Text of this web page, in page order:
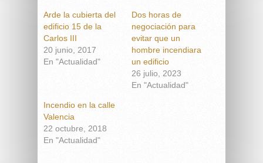
Arde la cubierta del
edificio 15 de la
Carlos III
20 junio, 2017
En "Actualidad"
Dos horas de
negociación para
evitar que un
hombre incendiara
un edificio
26 julio, 2023
En "Actualidad"
Incendio en la calle
Valencia
22 octubre, 2018
En "Actualidad"